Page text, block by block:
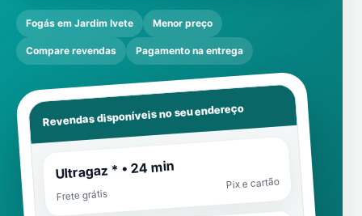
Fogás em Jardim Ivete Menor preço
Compare revendas Pagamento na entrega
Revendas disponíveis no seu endereço
Ultragaz * • 24 min
Frete grátis
Pix e cartão